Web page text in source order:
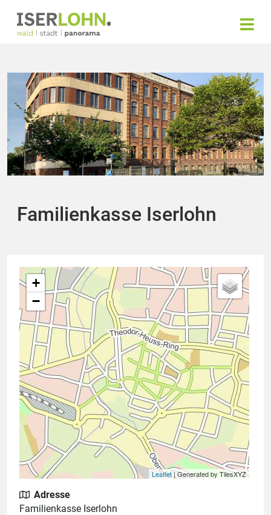
Familienkasse Iserlohn
+
−
Leaflet| Generated by TilesXYZ
Adresse
Familienkasse Iserlohn